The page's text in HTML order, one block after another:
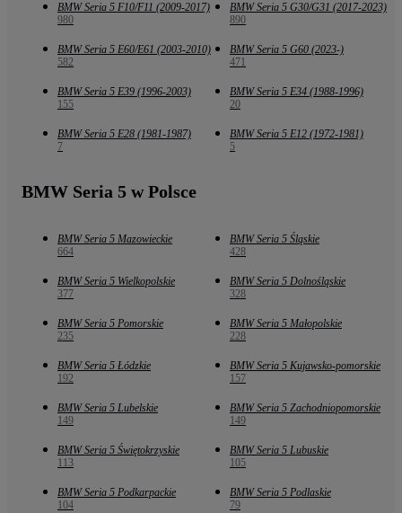
BMW Seria 5 F10/F11 (2009-2017)
980
BMW Seria 5 G30/G31 (2017-2023)
890
BMW Seria 5 E60/E61 (2003-2010)
582
BMW Seria 5 G60 (2023-)
471
BMW Seria 5 E39 (1996-2003)
155
BMW Seria 5 E34 (1988-1996)
20
BMW Seria 5 E28 (1981-1987)
7
BMW Seria 5 E12 (1972-1981)
5
BMW Seria 5 w Polsce
BMW Seria 5 Mazowieckie
664
BMW Seria 5 Śląskie
428
BMW Seria 5 Wielkopolskie
377
BMW Seria 5 Dolnośląskie
328
BMW Seria 5 Pomorskie
235
BMW Seria 5 Małopolskie
228
BMW Seria 5 Łódzkie
192
BMW Seria 5 Kujawsko-pomorskie
157
BMW Seria 5 Lubelskie
149
BMW Seria 5 Zachodniopomorskie
149
BMW Seria 5 Świętokrzyskie
113
BMW Seria 5 Lubuskie
105
BMW Seria 5 Podkarpackie
104
BMW Seria 5 Podlaskie
79